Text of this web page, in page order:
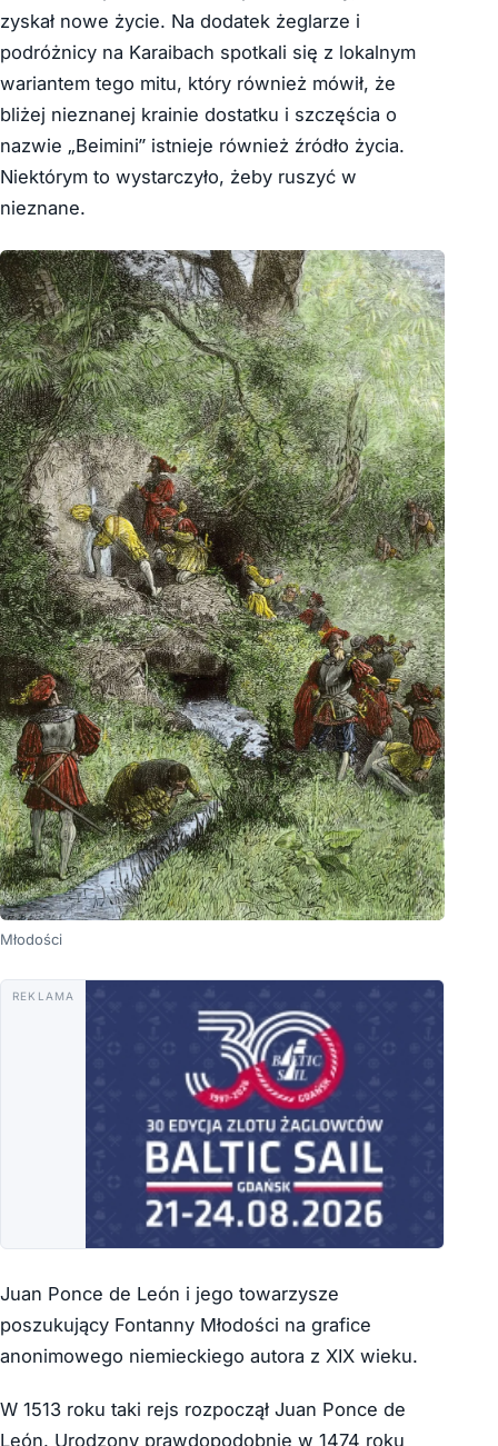
zyskał nowe życie. Na dodatek żeglarze i
podróżnicy na Karaibach spotkali się z lokalnym
wariantem tego mitu, który również mówił, że
bliżej nieznanej krainie dostatku i szczęścia o
nazwie „Beimini” istnieje również źródło życia.
Niektórym to wystarczyło, żeby ruszyć w
nieznane.
Młodości
REKLAMA
Juan Ponce de León i jego towarzysze
poszukujący Fontanny Młodości na grafice
anonimowego niemieckiego autora z XIX wieku.
W 1513 roku taki rejs rozpoczął Juan Ponce de
León. Urodzony prawdopodobnie w 1474 roku